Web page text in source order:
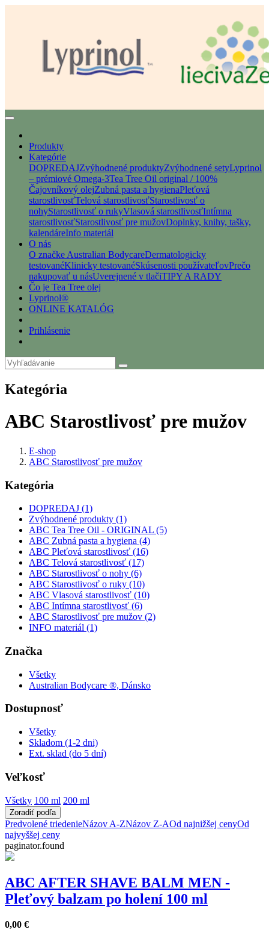
Produkty
Kategórie
DOPREDAJZvýhodnené produktyZvýhodnené setyLyprinol
– prémiové Omega-3Tea Tree Oil original / 100%
Čajovníkový olejZubná pasta a hygienaPleťová
starostlivosťTelová starostlivosťStarostlivosť o
nohyStarostlivosť o rukyVlasová starostlivosťIntímna
starostlivosťStarostlivosť pre mužovDoplnky, knihy, tašky,
kalendáreInfo materiál
O nás
O značke Australian BodycareDermatologicky
testovanéKlinicky testovanéSkúsenosti používateľovPrečo
nakupovať u násUverejnené v tlačiTIPY A RADY
Čo je Tea Tree olej
Lyprinol®
ONLINE KATALÓG
Prihlásenie
Kategória
ABC Starostlivosť pre mužov
E-shop
ABC Starostlivosť pre mužov
Kategória
DOPREDAJ (1)
Zvýhodnené produkty (1)
ABC Tea Tree Oil - ORIGINAL (5)
ABC Zubná pasta a hygiena (4)
ABC Pleťová starostlivosť (16)
ABC Telová starostlivosť (17)
ABC Starostlivosť o nohy (6)
ABC Starostlivosť o ruky (10)
ABC Vlasová starostlivosť (10)
ABC Intímna starostlivosť (6)
ABC Starostlivosť pre mužov (2)
INFO materiál (1)
Značka
Všetky
Australian Bodycare ®, Dánsko
Dostupnosť
Všetky
Skladom (1-2 dni)
Ext. sklad (do 5 dní)
Veľkosť
Všetky 100 ml 200 ml
Zoradiť podľa
Predvolené triedenieNázov A-ZNázov Z-AOd najnižšej cenyOd
najvyššej ceny
paginator.found
ABC AFTER SHAVE BALM MEN -
Pleťový balzam po holení 100 ml
0,00 €